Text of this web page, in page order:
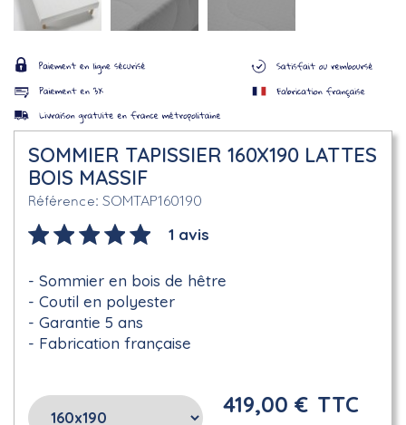
SOMMIER TAPISSIER 160X190 LATTES
BOIS MASSIF
Référence SOMTAP160190
1 avis
Sommier en bois de hêtre
Coutil en polyester
Garantie 5 ans
Fabrication française
419,00 € TTC